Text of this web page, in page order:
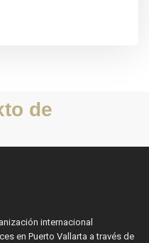
de
internacional
en Puerto Vallarta a través de